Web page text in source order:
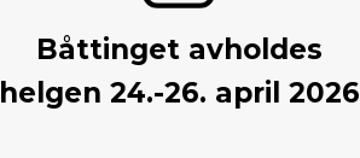
Båttinget avholdes
helgen 24.-26. april 2026